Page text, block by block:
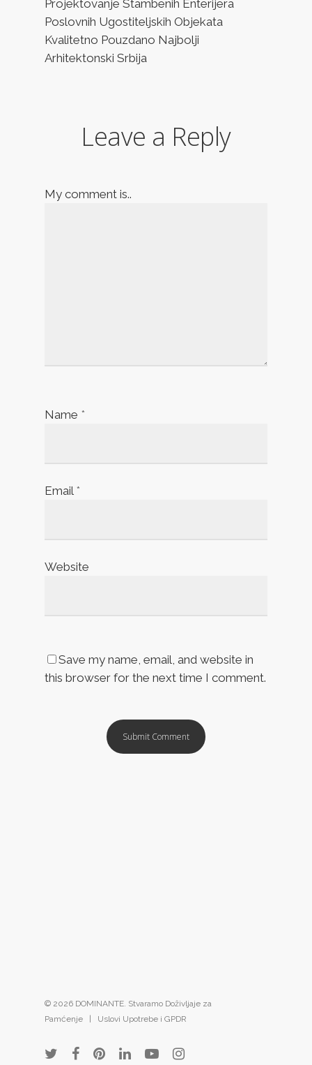
Projektovanje Stambenih Enterijera
Poslovnih Ugostiteljskih Objekata
Kvalitetno Pouzdano Najbolji
Arhitektonski Srbija
Leave a Reply
My comment is..
Name *
Email *
Website
Save my name, email, and website in
this browser for the next time I comment.
© 2026 DOMINANTE. Stvaramo Doživljaje za
Pamćenje | Uslovi Upotrebe i GPDR